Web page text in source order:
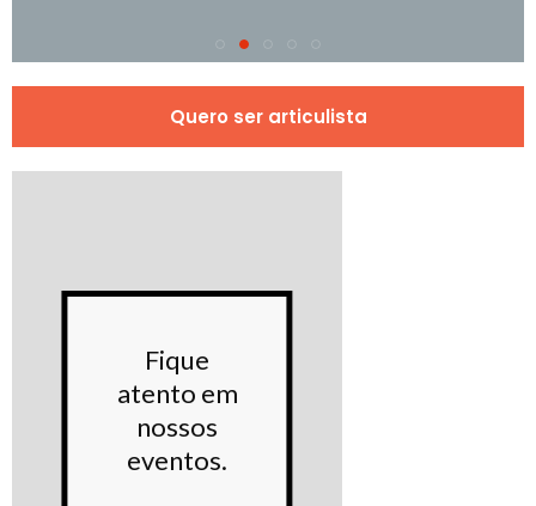
Quero ser articulista
Fique
atento em
nossos
eventos.